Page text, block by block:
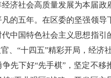
经济社会高质量发展为本届
的五年。在区委的坚强领
中国特色社会主义思想指
、“十四五”精彩开局，经济
先下好“先手棋”，坚定不